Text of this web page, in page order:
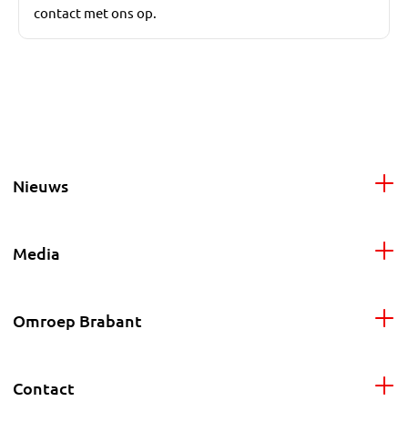
contact met ons op.
Nieuws
Media
Omroep Brabant
Contact